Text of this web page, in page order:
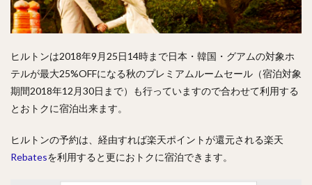
ヒルトンは2018年9月25日14時まで日本・韓国・グアムの対象ホ
テルが最大25%OFFになる秋のプレミアムルームセール（宿泊対象
期間2018年12月30日まで）も行っていますので合わせて利用する
とおトクに宿泊出来ます。
ヒルトンの予約は、経由すれば楽天ポイントが還元される楽天
Rebatesを利用すると更におトクに宿泊できます。